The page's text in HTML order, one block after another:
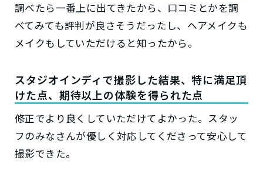
調べたら一番上に出てきたから、口コミとかを調
べてみても評判が良さそうだったし、ヘアメイクも
メイクもしていただけると知ったから。
スタジオインディで撮影した結果、特に満足頂
けた点、期待以上の体験を得られた点
修正でより良くしていただけてよかった。スタッ
フのみなさんが優しく対応してくださって安心して
撮影できた。